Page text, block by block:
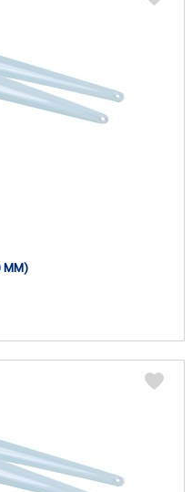
MM)